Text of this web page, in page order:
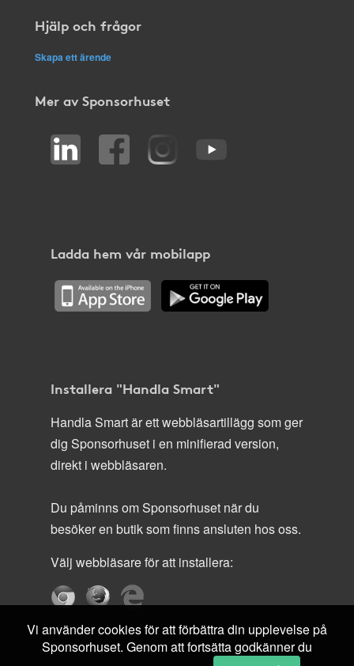
Hjälp och frågor
Skapa ett ärende
Mer av Sponsorhuset
Ladda hem vår mobilapp
Installera "Handla Smart"
Handla Smart är ett webbläsartillägg som ger
dig Sponsorhuset i en minifierad version,
direkt i webbläsaren.
Du påminns om Sponsorhuset när du
besöker en butik som finns ansluten hos oss.
Välj webbläsare för att installera:
Vi använder cookies för att förbättra din upplevelse på
Sponsorhuset. Genom att fortsätta godkänner du